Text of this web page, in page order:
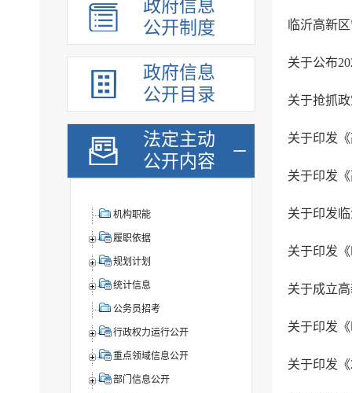
政府信息
公开制度
政府信息
公开目录
法定主动
公开内容
机构职能
履职依据
规划计划
统计信息
公务员招考
行政权力运行公开
重点领域信息公开
部门信息公开
关于公布
关于抢抓
关于印发
关于印发
关于成立
关于印发
关于印发